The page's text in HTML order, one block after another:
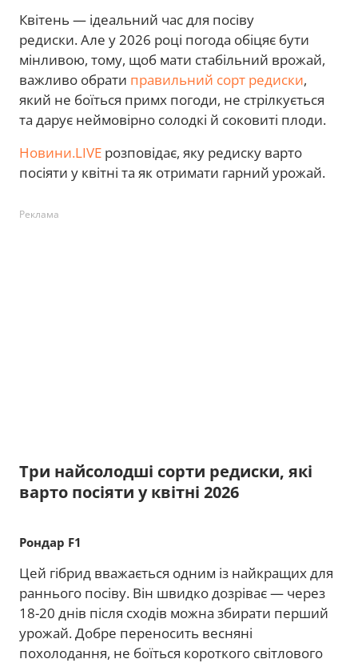
Квітень — ідеальний час для посіву
редиски. Але у 2026 році погода обіцяє бути
мінливою, тому, щоб мати стабільний врожай,
важливо обрати правильний сорт редиски,
який не боїться примх погоди, не стрілкується
та дарує неймовірно солодкі й соковиті плоди.
Новини.LIVE розповідає, яку редиску варто
посіяти у квітні та як отримати гарний урожай.
Реклама
Три найсолодші сорти редиски, які
варто посіяти у квітні 2026
Рондар F1
Цей гібрид вважається одним із найкращих для
раннього посіву. Він швидко дозріває — через
18-20 днів після сходів можна збирати перший
урожай. Добре переносить весняні
похолодання, не боїться короткого світлового